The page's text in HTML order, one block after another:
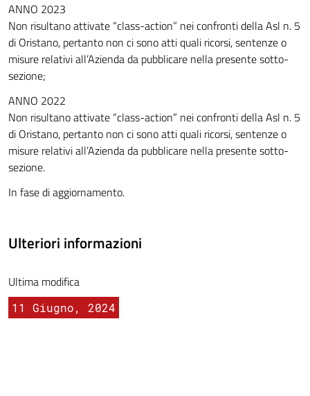
ANNO 2023
Non risultano attivate “class-action” nei confronti della Asl n. 5
di Oristano, pertanto non ci sono atti quali ricorsi, sentenze o
misure relativi all’Azienda da pubblicare nella presente sotto-
sezione;
ANNO 2022
Non risultano attivate “class-action” nei confronti della Asl n. 5
di Oristano, pertanto non ci sono atti quali ricorsi, sentenze o
misure relativi all’Azienda da pubblicare nella presente sotto-
sezione.
In fase di aggiornamento.
Ulteriori informazioni
Ultima modifica
11 Giugno, 2024